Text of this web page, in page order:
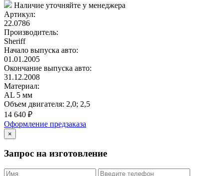
Наличие уточняйте у менеджера
Артикул:
22.0786
Производитель:
Sheriff
Начало выпуска авто:
01.01.2005
Окончание выпуска авто:
31.12.2008
Материал:
AL 5 мм
Объем двигателя: 2,0; 2,5
14 640 ₽
Оформление предзаказа
×
Запрос на изготовление